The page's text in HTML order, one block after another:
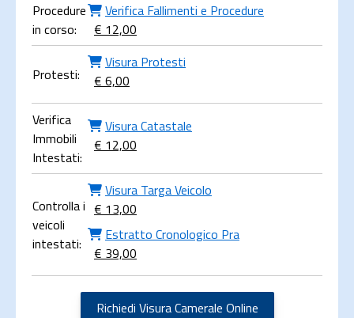
Procedure
in corso:
Verifica Fallimenti e Procedure
€ 12,00
Protesti:
Visura Protesti
€ 6,00
Verifica
Immobili
Intestati:
Visura Catastale
€ 12,00
Controlla i
veicoli
intestati:
Visura Targa Veicolo
€ 13,00
Estratto Cronologico Pra
€ 39,00
Richiedi Visura Camerale Online